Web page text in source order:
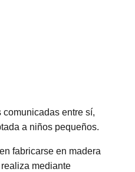
entre sí,
a niños pequeños.
fabricarse en madera
mediante